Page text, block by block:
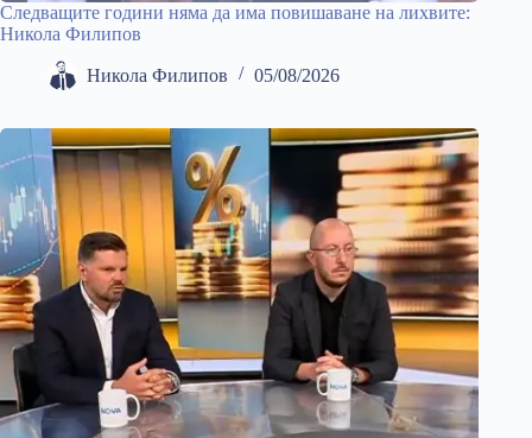
Следващите години няма да има повишаване на лихвите:
Никола Филипов
Никола Филипов 05/08/2026